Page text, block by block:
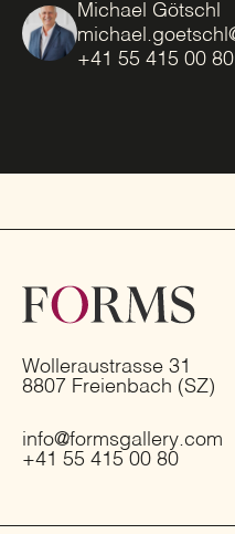
Michael Götschl
+41 55 415 00 80
Wolleraustrasse 31
8807 Freienbach (SZ)
info@formsgallery.com
+41 55 415 00 80